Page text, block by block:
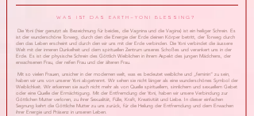
W a S i st d a s E a r t h - Y o n i B l e s s i n g ?
Die Yoni (hier genutzt als Bezeichnung für beides, die Vagnina und die Vagina) ist ein heiliger Schrein. Es
ist der wunderschöne Torweg, durch den die Energie der Erde deinen Körper betritt, der Torweg durch
den das Leben erscheint und durch den wir uns mit der Erde verbinden. Die Yoni verbindet die äussere
Welt mit der inneren Dunkelheit und dem spirituellen Zentrum unseres Schoßes und verankert uns in der
Erde. Es ist der physische Schrein des Göttlich Weiblichen in ihrem Aspekt des jungen Mädchens, der
erwachsenen Frau, der reifen Frau und der älteren Frau.
Mit so vielen Frauen, unsicher in der modernen welt, was es bedeutet weibliche und „feminin“ zu sein,
haben wir uns von unserer Yoni abgetrennt. Wir sehen sie nicht länger als eine wunderschönes Symbol der
Weiblichkeit. Wir erkennen sie auch nicht mehr als von Quelle spirituellem, sinnlichem und sexuellem Gebet
oder eine Quelle der Ermächtigung. Mit der Entfremdung der Yoni, haben wir unsere Verbindung zur
Göttlichen Mutter verloren, zu ihrer Sexualität, Fülle, Kraft, Kreativität und Liebe. In dieser einfachen
Segnung kehrt die Göttliche Mutter zu uns zurück, für die Heilung der Entfremdung und dem Erwachen
ihrer Energie und Präsenz in unseren Leben.